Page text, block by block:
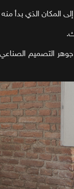
المكان الذي بدأ
التصميم